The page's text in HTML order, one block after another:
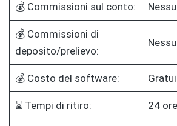
💰 Commissioni sul conto:
💰 Commissioni di
deposito/prelievo:
💰 Costo del software:
⌛ Tempi di ritiro: 24 ore